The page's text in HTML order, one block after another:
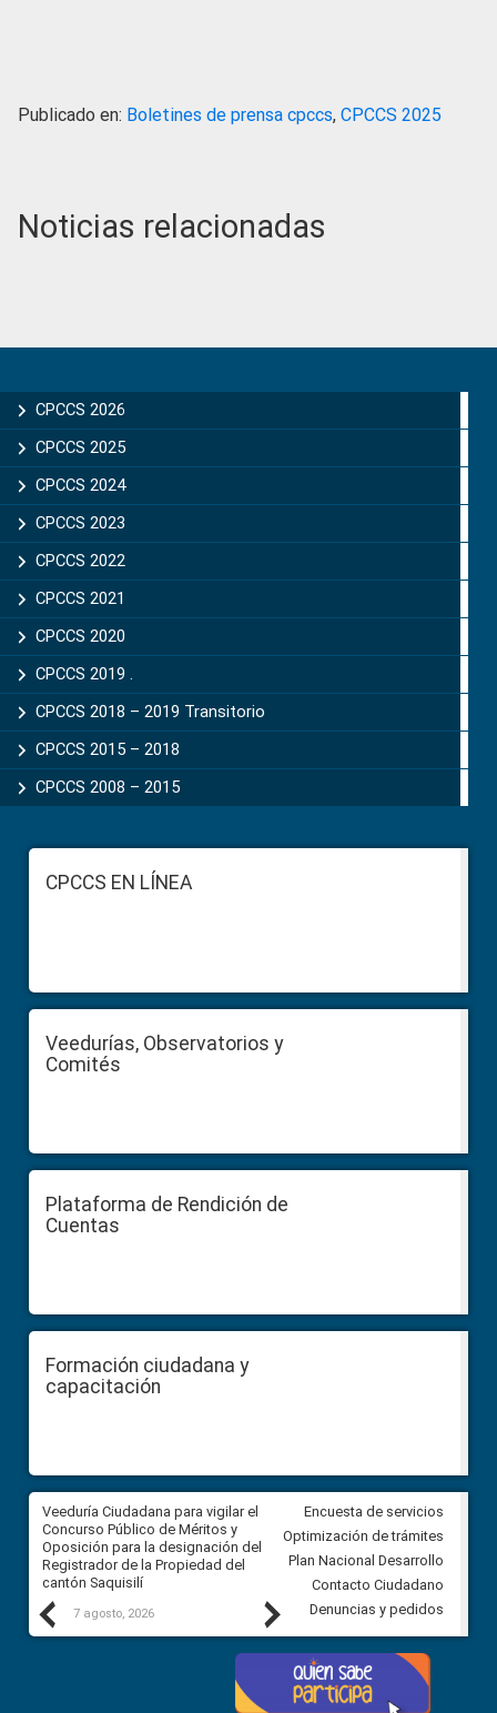
Publicado en: Boletines de prensa cpccs, CPCCS 2025
Noticias relacionadas
Sidebar
CPCCS 2026
CPCCS 2025
CPCCS 2024
CPCCS 2023
CPCCS 2022
CPCCS 2021
CPCCS 2020
CPCCS 2019 .
CPCCS 2018 – 2019 Transitorio
CPCCS 2015 – 2018
CPCCS 2008 – 2015
FooterCPCCS EN LÍNEA
Veedurías, Observatorios y
Comités
Plataforma de Rendición de
Cuentas
Formación ciudadana y
capacitación
Previous
Veeduría Ciudadana para vigilar el
Concurso Público de Méritos y
Oposición para la designación del
Registrador de la Propiedad del
cantón Saquisilí
7 agosto, 2026
Veeduría Ciudadana para
construcción del asfaltado de
Ballenita del cantón Santa
7 agosto, 2026
Next
Encuesta de servicios
Optimización de trámites
Plan Nacional Desarrollo
Contacto Ciudadano
Denuncias y pedidos